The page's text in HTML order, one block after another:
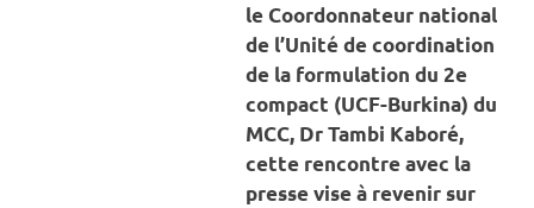
le Coordonnateur national
de l’Unité de coordination
de la formulation du 2e
compact (UCF-Burkina) du
MCC, Dr Tambi Kaboré,
cette rencontre avec la
presse vise à revenir sur